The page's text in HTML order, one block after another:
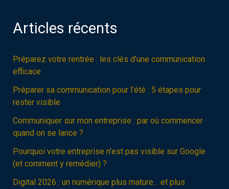
Articles récents
Préparez votre rentrée : les clés d’une communication
efficace
Préparer sa communication pour l’été : 5 étapes pour
rester visible
Communiquer sur mon entreprise : par où commencer
quand on se lance ?
Pourquoi votre entreprise n’est pas visible sur Google
(et comment y remédier) ?
Digital 2026 : un numérique plus mature… et plus